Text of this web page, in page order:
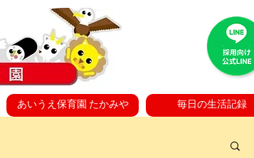
あいうえ保育園 たかみや 毎日の生活記録